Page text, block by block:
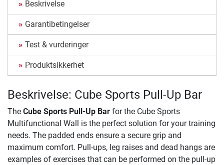
Beskrivelse
Garantibetingelser
Test & vurderinger
Produktsikkerhet
Beskrivelse: Cube Sports Pull-Up Bar
The Cube Sports Pull-Up Bar for the Cube Sports
Multifunctional Wall is the perfect solution for your training
needs. The padded ends ensure a secure grip and
maximum comfort. Pull-ups, leg raises and dead hangs are
examples of exercises that can be performed on the pull-up